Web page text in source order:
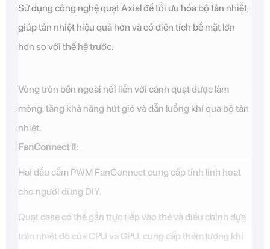
Sử dụng công nghệ quạt Axial để tối ưu hóa bộ tản nhiệt,
giúp tản nhiệt hiệu quả hơn và có diện tích bề mặt lớn
hơn so với thế hệ trước.
Vòng tròn bên ngoài nối liền với cánh quạt được làm
mỏng, tăng khả năng hút gió và dẫn luồng khí qua bộ tản
nhiệt.
FanConnect II:
Hai đầu cắm PWM FanConnect cung cấp tính linh hoạt
cho người dùng DIY.
Quạt case có thể gắn trực tiếp vào thẻ và điều chỉnh dựa
trên nhiệt độ của CPU và GPU, cung cấp thêm lượng khí